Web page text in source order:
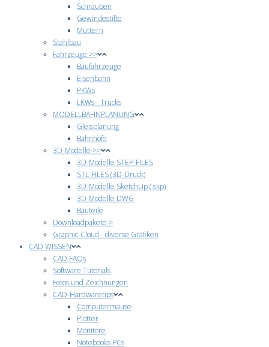
Schrauben
Gewindestifte
Muttern
Stahlbau
Fahrzeuge >>
Baufahrzeuge
Eisenbahn
PKWs
LKWs - Trucks
MODELLBAHNPLANUNG
Gleisplanung
Bahnhöfe
3D-Modelle >>
3D-Modelle STEP-FILES
STL-FILES (3D-Druck)
3D-Modelle SketchUp (.skp)
3D-Modelle DWG
Bauteile
Downloadpakete >
Graphic-Cloud - diverse Grafiken
CAD WISSEN
CAD FAQs
Software Tutorials
Fotos und Zeichnungen
CAD-Hardwaretips
Computermäuse
Plotter
Monitore
Notebooks PCs